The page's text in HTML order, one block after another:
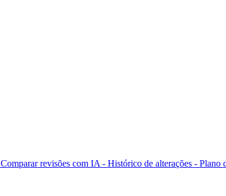
Comparar revisões com IA - Histórico de alterações - Plano